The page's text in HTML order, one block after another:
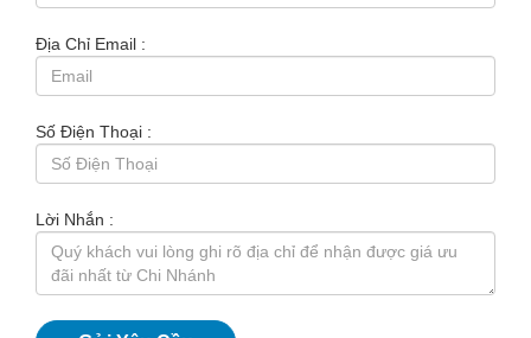
Địa Chỉ Email :
Số Điện Thoại :
Lời Nhắn :